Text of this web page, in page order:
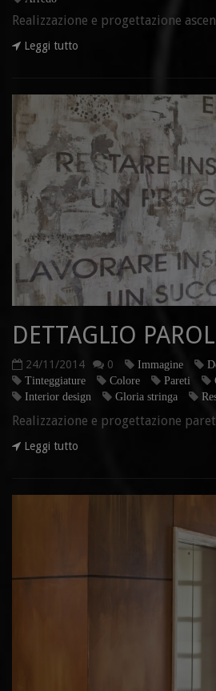
Realizzazione e progettazione
Leggi tutto
DETTAGLIO
24/11/2014 0 Immagine
Tinteggiature
Colore Pareti
Interior design
Gloria stringa
Realizzazione e progettazione
Leggi tutto